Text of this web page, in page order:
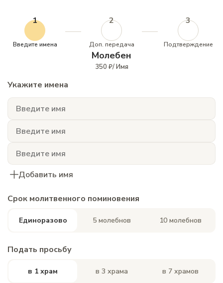
1
Введите имена
2
Доп. передача
3
Подтверждение
Молебен
350 ₽/ Имя
Укажите имена
Добавить имя
Срок молитвенного поминовения
Единоразово 5 молебнов 10 молебнов
Подать просьбу
в 1 храм в 3 храма в 7 храмов